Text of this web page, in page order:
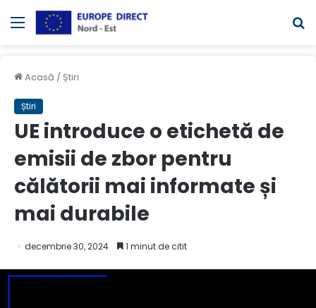
Meniul
Acasă / Știri
Știri
UE introduce o etichetă de
emisii de zbor pentru
călătorii mai informate și
mai durabile
decembrie 30, 2024 1 minut de citit